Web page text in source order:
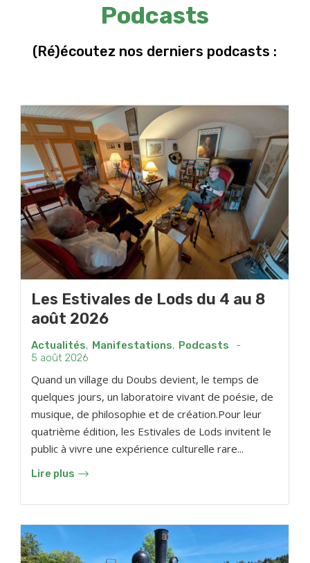
Podcasts
(Ré)écoutez nos derniers podcasts :
Les Estivales de Lods du 4 au 8
août 2026
Actualités, Manifestations, Podcasts
-
5 août 2026
Quand un village du Doubs devient, le temps de
quelques jours, un laboratoire vivant de poésie, de
musique, de philosophie et de création.Pour leur
quatrième édition, les Estivales de Lods invitent le
public à vivre une expérience culturelle rare...
Lire plus